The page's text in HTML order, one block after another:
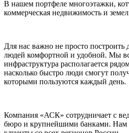
В нашем портфеле многоэтажки,
коммерческая недвижимость и
Для нас важно не просто построить
людей комфортной и удобной. Мы
инфраструктура располагается
насколько быстро люди смогут
которыми пользуются каждый день.
Компания «АСК» сотрудничает с
бюро и крупнейшими банками. Нам